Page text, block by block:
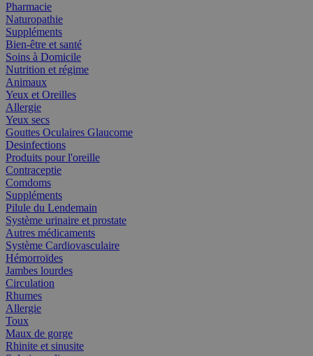
Pharmacie
Naturopathie
Suppléments
Bien-être et santé
Soins à Domicile
Nutrition et régime
Animaux
Yeux et Oreilles
Allergie
Yeux secs
Gouttes Oculaires Glaucome
Desinfections
Produits pour l'oreille
Contraceptie
Comdoms
Suppléments
Pilule du Lendemain
Système urinaire et prostate
Autres médicaments
Système Cardiovasculaire
Hémorroïdes
Jambes lourdes
Circulation
Rhumes
Allergie
Toux
Maux de gorge
Rhinite et sinusite